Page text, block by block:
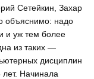
Сетейкин, Захар
объяснимо: надо
и уж тем более
из таких —
дисциплин
Начинала